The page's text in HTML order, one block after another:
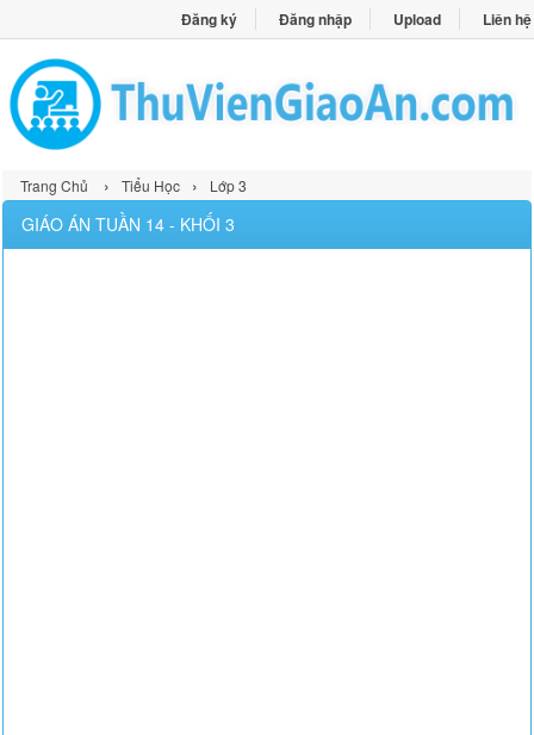
Đăng ký Đăng nhập Upload Liên hệ
Trang Chủ › Tiểu Học › Lớp 3
GIÁO ÁN TUẦN 14 - KHỐI 3